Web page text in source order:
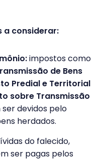
a considerar:
impostos como
de Bens
Predial e Territorial
sobre Transmissão
devidos pelo
herdados.
do falecido,
ser pagas pelos